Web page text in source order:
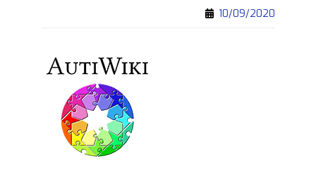
ACTUEL
DE
10/09/2020